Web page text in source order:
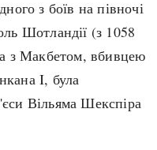
з боїв на півночі
Шотландії (з 1058
з Макбетом, вбивцею
I, була
Вільяма Шекспіра